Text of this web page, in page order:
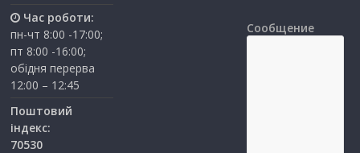
Час роботи:
пн-чт 8:00 -17:00;
пт 8:00 -16:00;
обідня перерва
12:00 – 12:45
Поштовий
індекс:
70530
Сообщение